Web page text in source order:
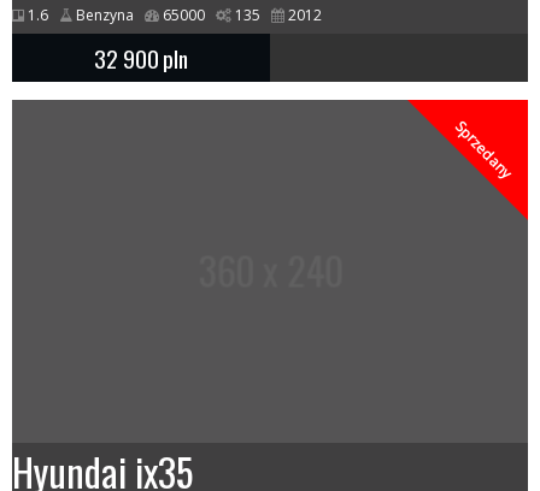
1.6 Benzyna 65000 135 2012
32 900pln
Sprzedany
Hyundai ix35